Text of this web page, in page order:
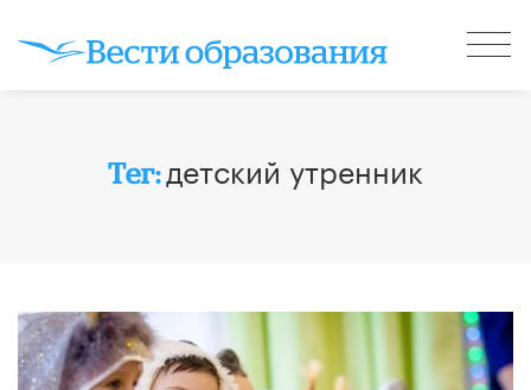
Тег:детский утренник